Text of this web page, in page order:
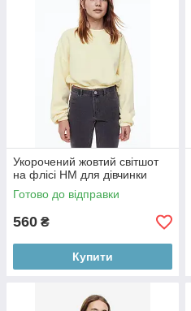
Укорочений жовтий світшот
на флісі НМ для дівчинки
Готово до відправки
560 ₴
Купити